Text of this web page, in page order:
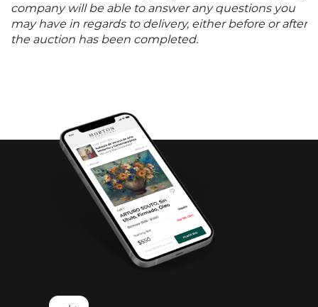
company will be able to answer any questions you
may have in regards to delivery, either before or after
the auction has been completed.